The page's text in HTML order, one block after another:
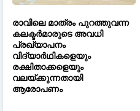
രാവിലെ മാത്രം പുറത്തുവന്ന
കലക്ടർമാരുടെ അവധി
പ്രഖ്യാപനം
വിദ്യാർഥികളെയും
രക്ഷിതാക്കളെയും
വലയ്ക്കുന്നതായി
ആരോപണം